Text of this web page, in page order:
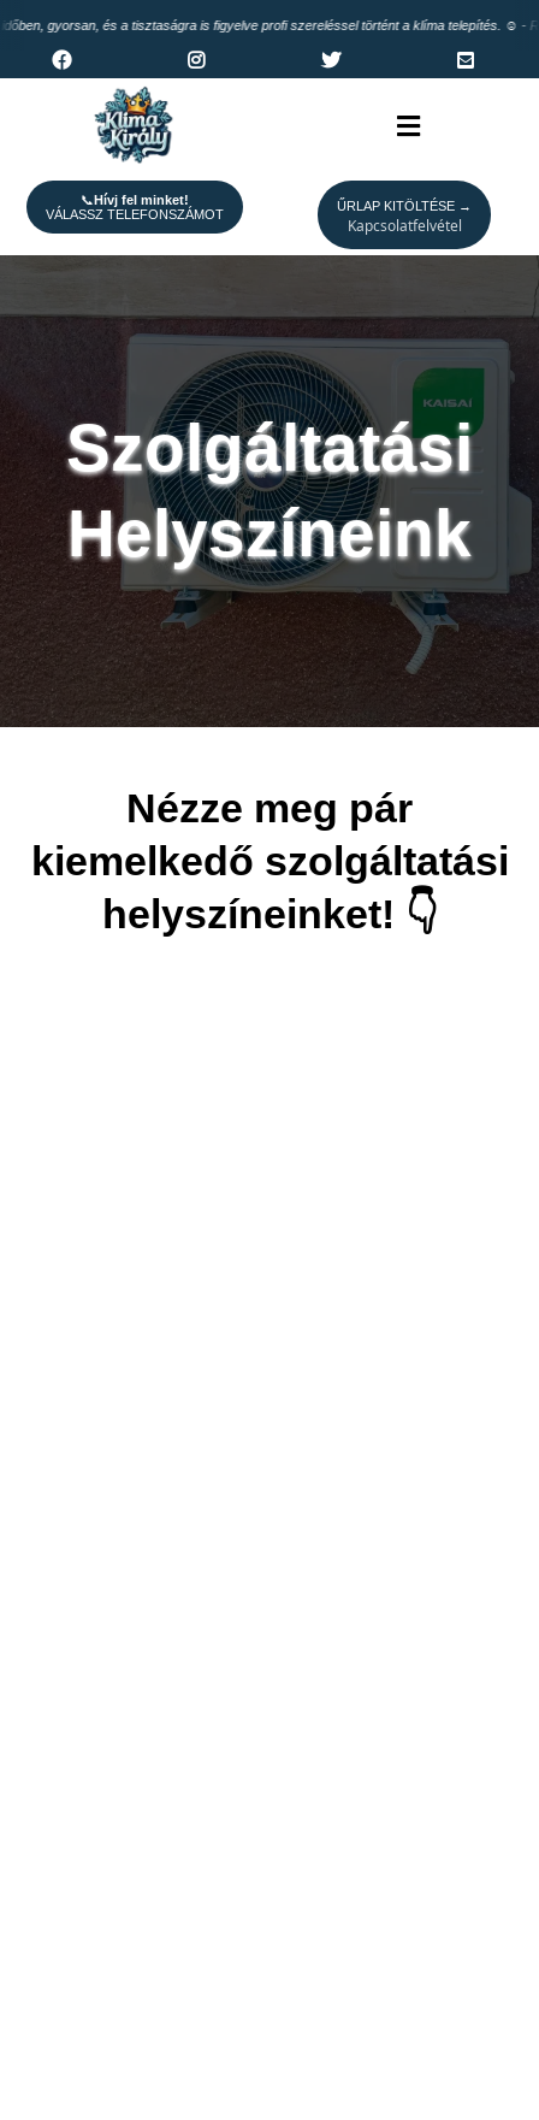
és a tisztaságra is figyelve profi szereléssel történt a klíma telepítés. ☺️ - Réka
📞Hívj fel minket!
VÁLASSZ TELEFONSZÁMOT
ŰRLAP KITÖLTÉSE →
Kapcsolatfelvétel
Szolgáltatási
Helyszíneink
Nézze meg pár
kiemelkedő szolgáltatási
helyszíneinket! 👇